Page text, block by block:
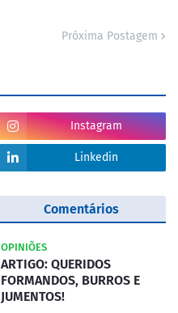
Próxima Postagem
Instagram
Linkedin
Comentários
OPINIÕES
ARTIGO: QUERIDOS
FORMANDOS, BURROS E
JUMENTOS!